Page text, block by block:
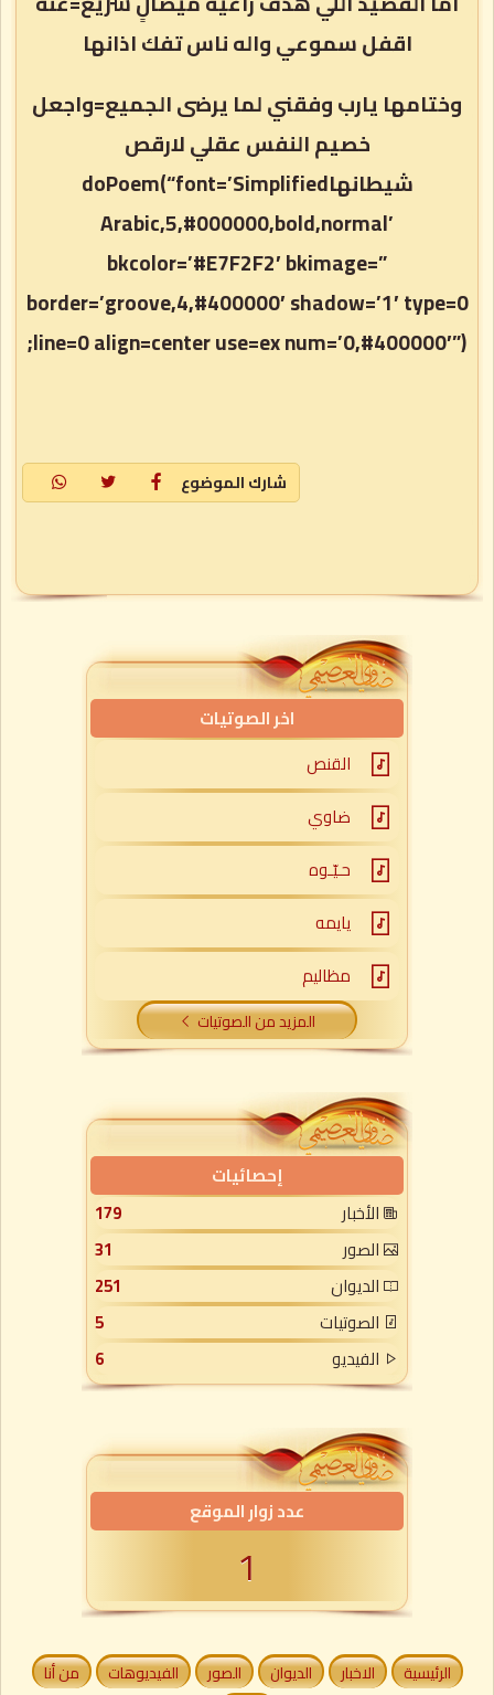
اقفل سموعي واله ناس تفك اذانها
وختامها يارب وفقني لما يرضى الجميع=واجعل
خصيم النفس عقلي لارقص
شيطانهاdoPoem(“font=’Simplified
Arabic,5,#000000,bold,normal’
bkcolor=’#E7F2F2′ bkimage=”
border=’groove,4,#400000′ shadow=’1′ type=0
line=0 align=center use=ex num=’0,#400000′”);
شارك الموضوع
اخر الصوتيات
القنص
ضاوي
حـيّـوه
يايمه
مظاليم
المزيد من الصوتيات
إحصائيات
الأخبار
179
الصور
31
الديوان
251
الصوتيات
5
الفيديو
6
عدد زوار الموقع
1
الرئيسية الاخبار الديوان الصور الفيديوهات من أنا